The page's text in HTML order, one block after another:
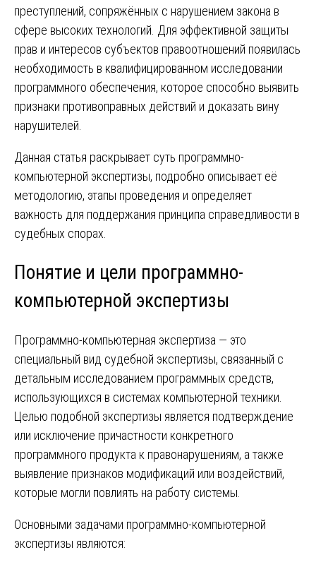
преступлений, сопряжённых с нарушением закона в
сфере высоких технологий. Для эффективной защиты
прав и интересов субъектов правоотношений появилась
необходимость в квалифицированном исследовании
программного обеспечения, которое способно выявить
признаки противоправных действий и доказать вину
нарушителей.
Данная статья раскрывает суть программно-
компьютерной экспертизы, подробно описывает её
методологию, этапы проведения и определяет
важность для поддержания принципа справедливости в
судебных спорах.
Понятие и цели программно-
компьютерной экспертизы
Программно-компьютерная экспертиза — это
специальный вид судебной экспертизы, связанный с
детальным исследованием программных средств,
использующихся в системах компьютерной техники.
Целью подобной экспертизы является подтверждение
или исключение причастности конкретного
программного продукта к правонарушениям, а также
выявление признаков модификаций или воздействий,
которые могли повлиять на работу системы.
Основными задачами программно-компьютерной
экспертизы являются: